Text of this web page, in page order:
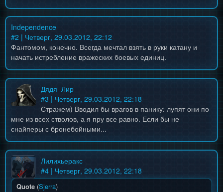
Independence
#2 | Четверг, 29.03.2012, 22:12
Фантомом, конечно. Всегда мечтал взять в руки катану и
начать истребление вражеских боевых единиц.
Дядя_Лир
#3 | Четверг, 29.03.2012, 22:18
Стражем) Вводил бы врагов в панику: лупят они по
мне из всех стволов, а я пру все равно. Если бы не
снайперы с бронебойными...
Лилихьеракс
#4 | Четверг, 29.03.2012, 22:18
Quote (Sjerra)